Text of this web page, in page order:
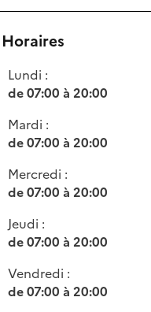
Horaires
Lundi :
de 07:00 à 20:00
Mardi :
de 07:00 à 20:00
Mercredi :
de 07:00 à 20:00
Jeudi :
de 07:00 à 20:00
Vendredi :
de 07:00 à 20:00